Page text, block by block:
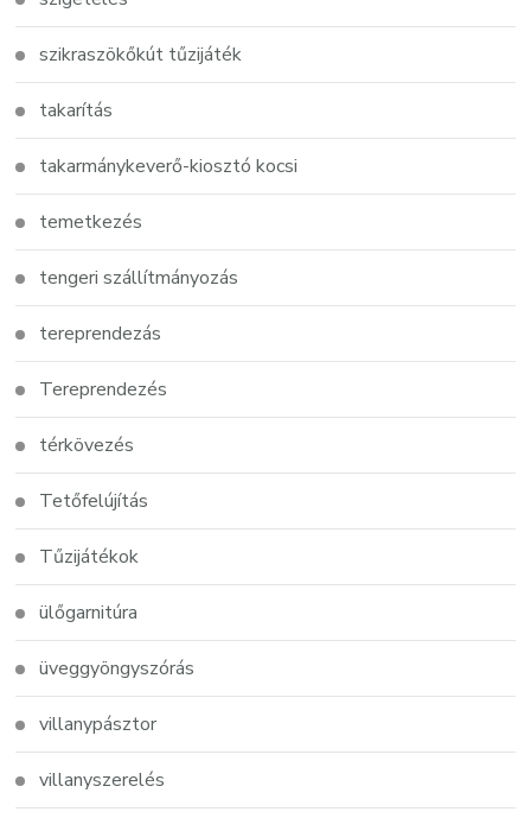
szikraszökőkút tűzijáték
takarítás
takarmánykeverő-kiosztó kocsi
temetkezés
tengeri szállítmányozás
tereprendezás
Tereprendezés
térkövezés
Tetőfelújítás
Tűzijátékok
ülőgarnitúra
üveggyöngyszórás
villanypásztor
villanyszerelés